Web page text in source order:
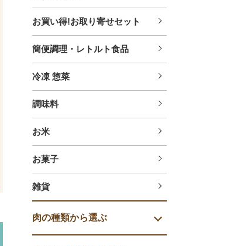
お買い得!お取り寄せセット
簡便調理・レトルト食品
冷凍 惣菜
調味料
お米
お菓子
雑貨
肉の種類から選ぶ